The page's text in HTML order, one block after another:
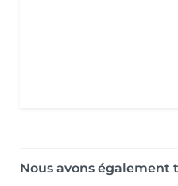
Nous avons